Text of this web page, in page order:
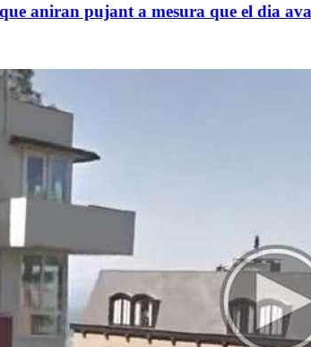
aniran pujant a mesura que el dia